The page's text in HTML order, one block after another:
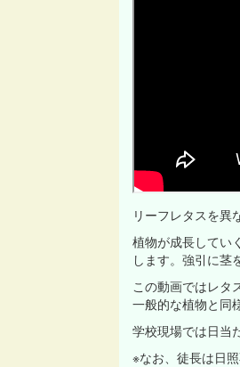
リーフレタスを異
植物が成長してい
します。強引に茎
この動画ではレタ
一般的な植物と同
学校現場では日当
※なお、徒長は日